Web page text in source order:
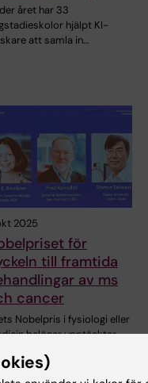
året har 33
hjälpt KI-
att samla in…
2025
för
till framtida
av ms
cancer
Nobelpris i fysiologi eller
belönar upptäckter